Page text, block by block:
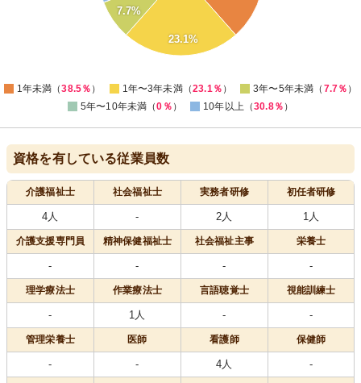
23.1%
7.7%
1年未満（38.5％ ） 1年〜3年未満（23.1％ ） 3年〜5年未満（ 7.7％ ）
5年〜10年未満（0％ ） 10年以上（30.8％ ）
資格を有している従業員数
介護福祉士 社会福祉士 実務者研修 初任者研修
4人 - 2人 1人
介護支援専門員 精神保健福祉士 社会福祉主事 栄養士
- - - -
理学療法士 作業療法士 言語聴覚士 視能訓練士
- 1人 - -
管理栄養士 医師 看護師 保健師
- - 4人 -